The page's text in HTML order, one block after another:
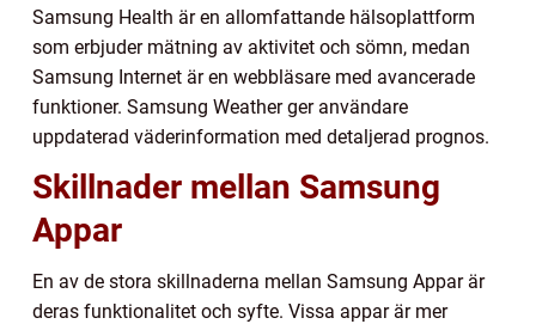
Samsung Health är en allomfattande hälsoplattform
som erbjuder mätning av aktivitet och sömn, medan
Samsung Internet är en webbläsare med avancerade
funktioner. Samsung Weather ger användare
uppdaterad väderinformation med detaljerad prognos.
Skillnader mellan Samsung
Appar
En av de stora skillnaderna mellan Samsung Appar är
deras funktionalitet och syfte. Vissa appar är mer